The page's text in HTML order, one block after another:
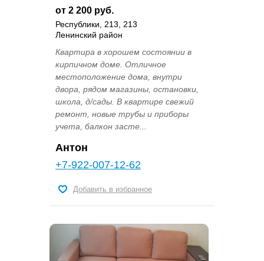
от 2 200 руб.
Республики, 213, 213
Ленинский район
Квартира в хорошем состоянии в
кирпичном доме. Отличное
местоположение дома, внутри
двора, рядом магазины, остановки,
школа, д/сады. В квартире свежий
ремонт, новые трубы и приборы
учета, балкон засте...
Антон
+7-922-007-12-62
Добавить в избранное